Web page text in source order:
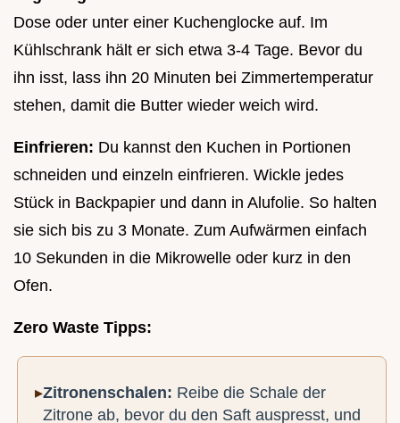
Dose oder unter einer Kuchenglocke auf. Im
Kühlschrank hält er sich etwa 3-4 Tage. Bevor du
ihn isst, lass ihn 20 Minuten bei Zimmertemperatur
stehen, damit die Butter wieder weich wird.
Einfrieren: Du kannst den Kuchen in Portionen
schneiden und einzeln einfrieren. Wickle jedes
Stück in Backpapier und dann in Alufolie. So halten
sie sich bis zu 3 Monate. Zum Aufwärmen einfach
10 Sekunden in die Mikrowelle oder kurz in den
Ofen.
Zero Waste Tipps:
Zitronenschalen: Reibe die Schale der
Zitrone ab, bevor du den Saft auspresst, und